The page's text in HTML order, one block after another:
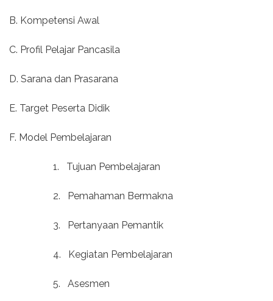
B. Kompetensi Awal
C. Profil Pelajar Pancasila
D. Sarana dan Prasarana
E. Target Peserta Didik
F. Model Pembelajaran
1. Tujuan Pembelajaran
2. Pemahaman Bermakna
3. Pertanyaan Pemantik
4. Kegiatan Pembelajaran
5. Asesmen